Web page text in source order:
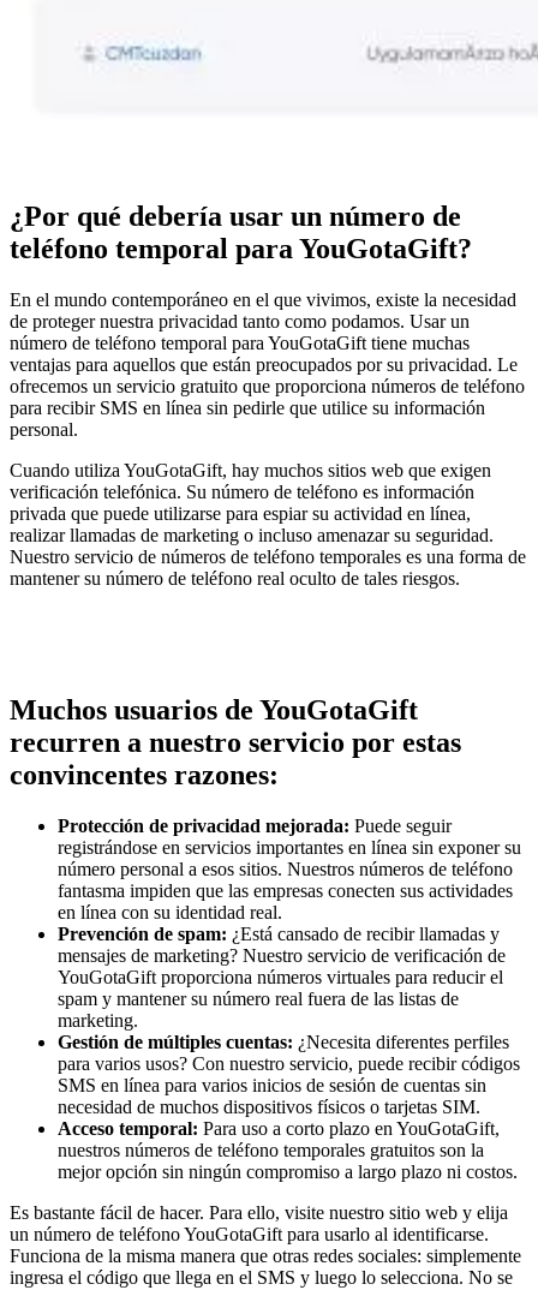
¿Por qué debería usar un número de
teléfono temporal para YouGotaGift?
En el mundo contemporáneo en el que vivimos, existe la necesidad
de proteger nuestra privacidad tanto como podamos. Usar un
número de teléfono temporal para YouGotaGift tiene muchas
ventajas para aquellos que están preocupados por su privacidad. Le
ofrecemos un servicio gratuito que proporciona números de teléfono
para recibir SMS en línea sin pedirle que utilice su información
personal.
Cuando utiliza YouGotaGift, hay muchos sitios web que exigen
verificación telefónica. Su número de teléfono es información
privada que puede utilizarse para espiar su actividad en línea,
realizar llamadas de marketing o incluso amenazar su seguridad.
Nuestro servicio de números de teléfono temporales es una forma de
mantener su número de teléfono real oculto de tales riesgos.
Muchos usuarios de YouGotaGift
recurren a nuestro servicio por estas
convincentes razones:
Protección de privacidad mejorada: Puede seguir
registrándose en servicios importantes en línea sin exponer su
número personal a esos sitios. Nuestros números de teléfono
fantasma impiden que las empresas conecten sus actividades
en línea con su identidad real.
Prevención de spam: ¿Está cansado de recibir llamadas y
mensajes de marketing? Nuestro servicio de verificación de
YouGotaGift proporciona números virtuales para reducir el
spam y mantener su número real fuera de las listas de
marketing.
Gestión de múltiples cuentas: ¿Necesita diferentes perfiles
para varios usos? Con nuestro servicio, puede recibir códigos
SMS en línea para varios inicios de sesión de cuentas sin
necesidad de muchos dispositivos físicos o tarjetas SIM.
Acceso temporal: Para uso a corto plazo en YouGotaGift,
nuestros números de teléfono temporales gratuitos son la
mejor opción sin ningún compromiso a largo plazo ni costos.
Es bastante fácil de hacer. Para ello, visite nuestro sitio web y elija
un número de teléfono YouGotaGift para usarlo al identificarse.
Funciona de la misma manera que otras redes sociales: simplemente
ingresa el código que llega en el SMS y luego lo selecciona. No se